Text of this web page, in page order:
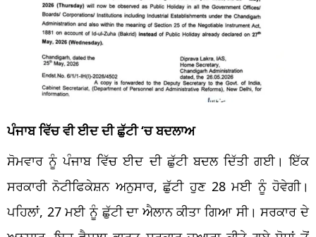
ਪੰਜਾਬ ਵਿੱਚ ਵੀ ਈਦ ਦੀ ਛੁੱਟੀ ‘ਚ ਬਦਲਾਅ
ਸੋਮਵਾਰ ਨੂੰ ਪੰਜਾਬ ਵਿੱਚ ਈਦ ਦੀ ਛੁੱਟੀ ਬਦਲ ਦਿੱਤੀ ਗਈ। ਇੱਕ
ਸਰਕਾਰੀ ਨੋਟੀਫਿਕੇਸ਼ਨ ਅਨੁਸਾਰ, ਛੁੱਟੀ ਹੁਣ 28 ਮਈ ਨੂੰ ਹੋਵੇਗੀ।
ਪਹਿਲਾਂ, 27 ਮਈ ਨੂੰ ਛੁੱਟੀ ਦਾ ਐਲਾਨ ਕੀਤਾ ਗਿਆ ਸੀ। ਸਰਕਾਰ ਦੇ